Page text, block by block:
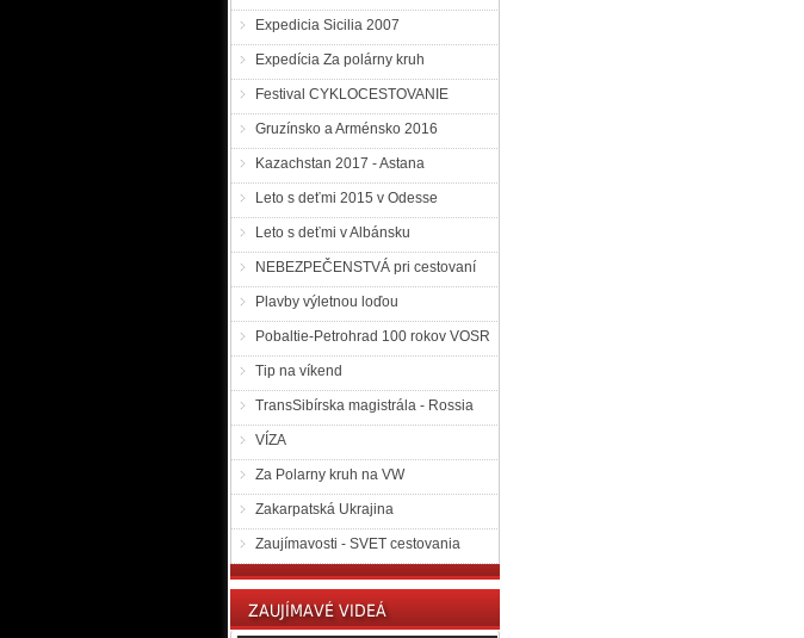
Expedicia Sicilia 2007
Expedícia Za polárny kruh
Festival CYKLOCESTOVANIE
Gruzínsko a Arménsko 2016
Kazachstan 2017 - Astana
Leto s deťmi 2015 v Odesse
Leto s deťmi v Albánsku
NEBEZPEČENSTVÁ pri cestovaní
Plavby výletnou loďou
Pobaltie-Petrohrad 100 rokov VOSR
Tip na víkend
TransSibírska magistrála - Rossia
VÍZA
Za Polarny kruh na VW
Zakarpatská Ukrajina
Zaujímavosti - SVET cestovania